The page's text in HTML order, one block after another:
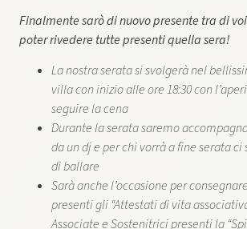
Finalmente sarò di nuovo presente tra di
poter rivedere ​tutte presenti quella sera!
La nostra serata si svolgerà nel
villa con inizio alleore 18:30 con
seguire lacena
Durante la serata saremo
da un dj e per chi vorrà a fine serata
di ballare
Sarà anche l’occasione per
presenti gli “Attestati di vita
Associate e Sostenitrici presenti la